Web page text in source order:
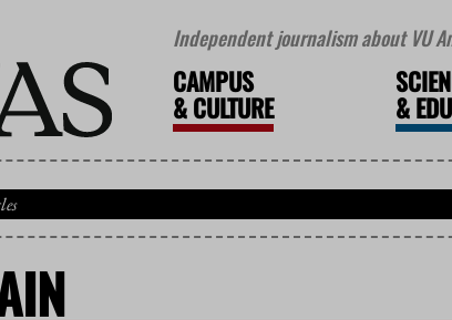
Independent journalism about VU
CAMPUS
&CULTURE &